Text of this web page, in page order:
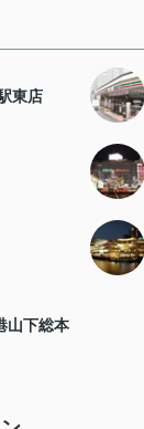
東店
山下総本